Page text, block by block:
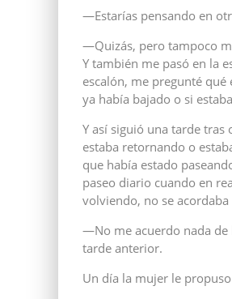
—Estarías pensando en
—Quizás, pero tampoco
Y también me pasó en la
escalón, me pregunté
ya había bajado o si
Y así siguió una tarde tras
estaba retornando o
que había estado
paseo diario cuando en
volviendo, no se
—No me acuerdo nada de
tarde anterior.
Un día la mujer le